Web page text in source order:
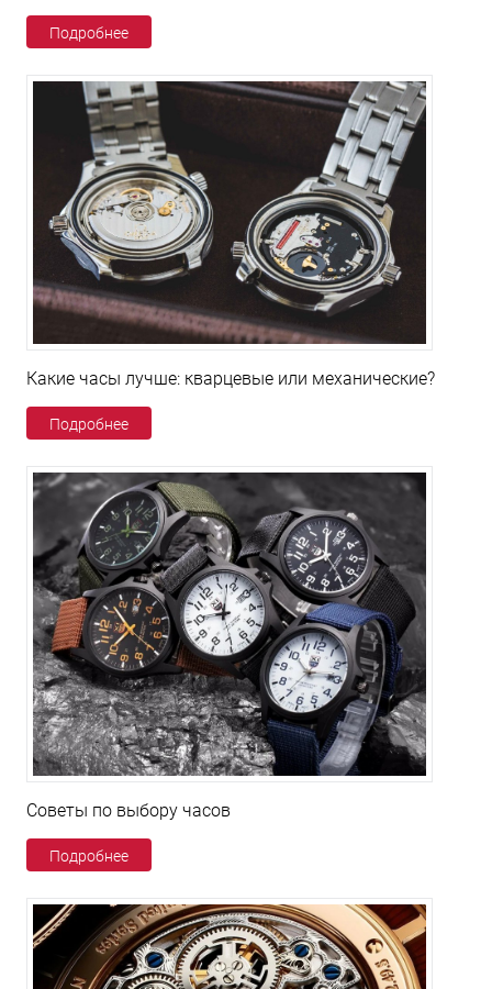
Подробнее
Какие часы лучше: кварцевые или механические?
Подробнее
Советы по выбору часов
Подробнее